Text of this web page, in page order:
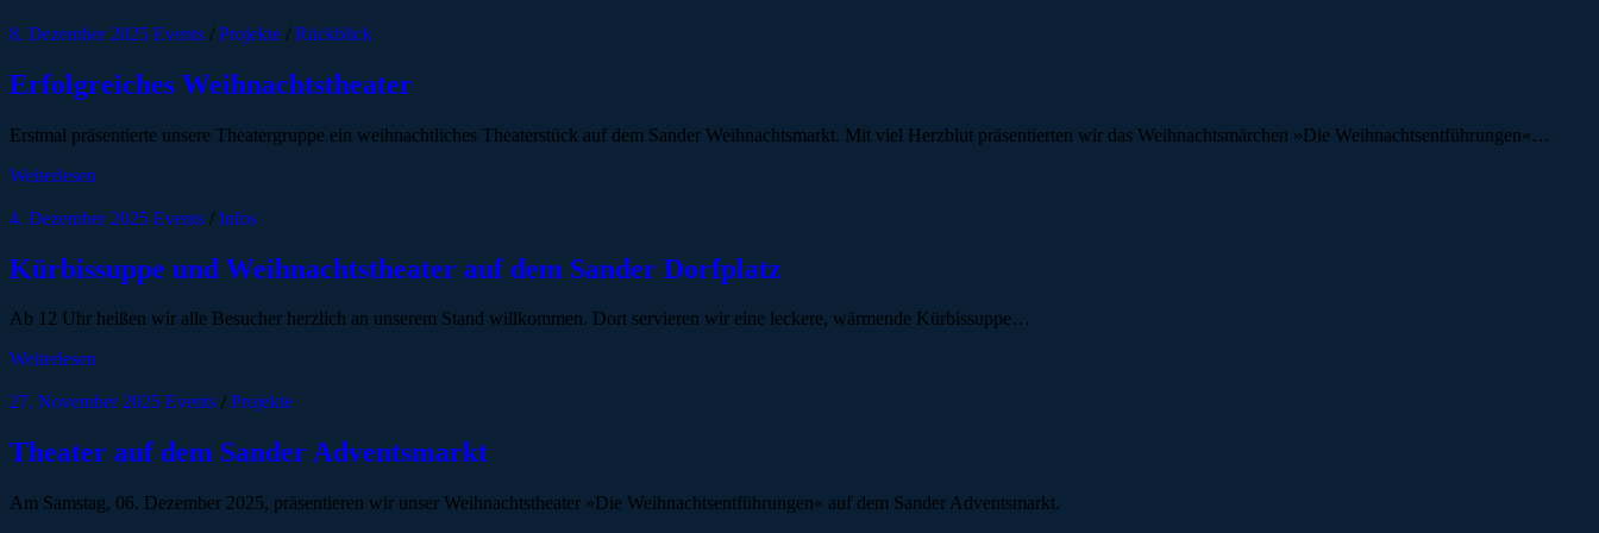
8. Dezember 2025 Events / Projekte / Rückblick
Erfolgreiches Weihnachtstheater
Erstmal präsentierte unsere Theatergruppe ein weihnachtliches Theaterstück auf dem Sander Weihnachtsmarkt. Mit viel Herzblut präsentierten wir das Weihnachtsmärchen »Die Weihnachtsentführungen«…
Weiterlesen
4. Dezember 2025 Events / Infos
Kürbissuppe und Weihnachtstheater auf dem Sander Dorfplatz
Ab 12 Uhr heißen wir alle Besucher herzlich an unserem Stand willkommen. Dort servieren wir eine leckere, wärmende Kürbissuppe…
Weiterlesen
27. November 2025 Events / Projekte
Theater auf dem Sander Adventsmarkt
Am Samstag, 06. Dezember 2025, präsentieren wir unser Weihnachtstheater »Die Weihnachtsentführungen« auf dem Sander Adventsmarkt.